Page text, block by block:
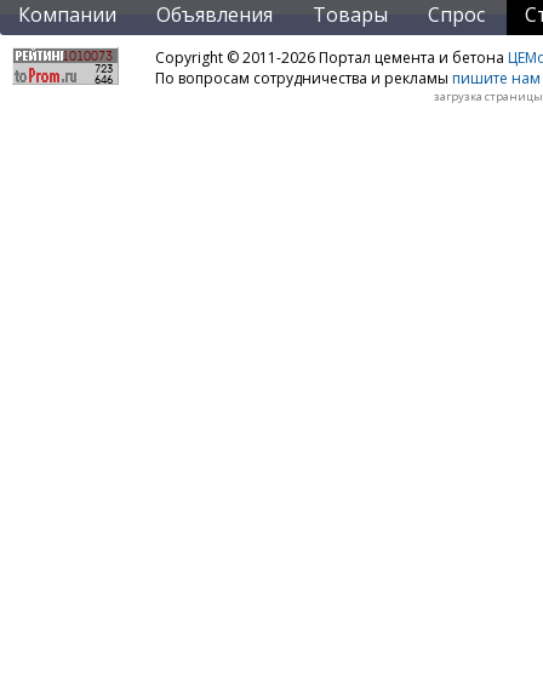
Компании Объявления Товары Спрос
Copyright © 2011-2026 Портал цемента и бетона
По вопросам сотрудничества и рекламы пишите нам
загрузка